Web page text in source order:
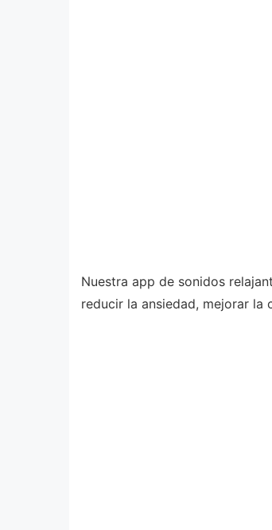
Nuestra app de sonidos
reducir la ansiedad, mejorar la